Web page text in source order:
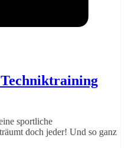
sportliche
doch jeder! Und so ganz